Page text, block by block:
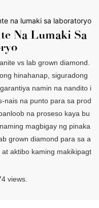
na lumaki sa laboratoryo
Na Lumaki Sa
vs lab grown diamond.
hinahanap, siguradong
namin na nandito i
nais na punto para sa prod
na proseso kaya bu
magbigay ng pinaka
grown diamond para sa a
aktibo kaming makikipagt
views.